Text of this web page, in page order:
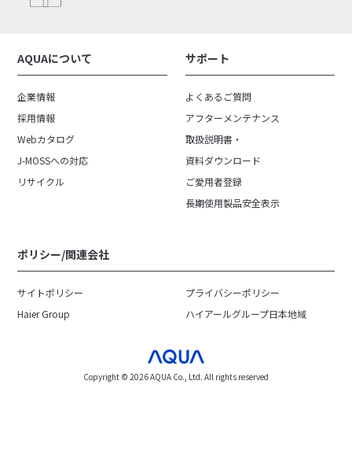
AQUAについて
企業情報
採用情報
Webカタログ
J-MOSSへの対応
リサイクル
サポート
よくあるご質問
アフターメンテナンス
取扱説明書・
資料ダウンロード
ご愛用者登録
長期使用製品安全表示
ポリシー/関連会社
サイトポリシー
プライバシーポリシー
Haier Group
ハイアールグループ日本地域
Copyright ©︎ 2026 AQUA Co., Ltd. All rights reserved